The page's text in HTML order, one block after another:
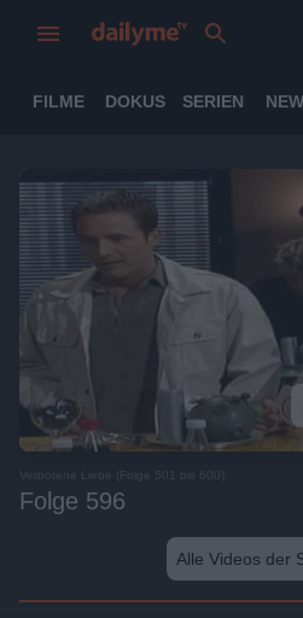
FILME DOKUS SERIEN
Verbotene Liebe (Folge 501 bis 600)
Folge 596
Alle Videos der